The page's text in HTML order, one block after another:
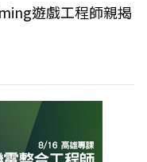
遊戲工程師親揭